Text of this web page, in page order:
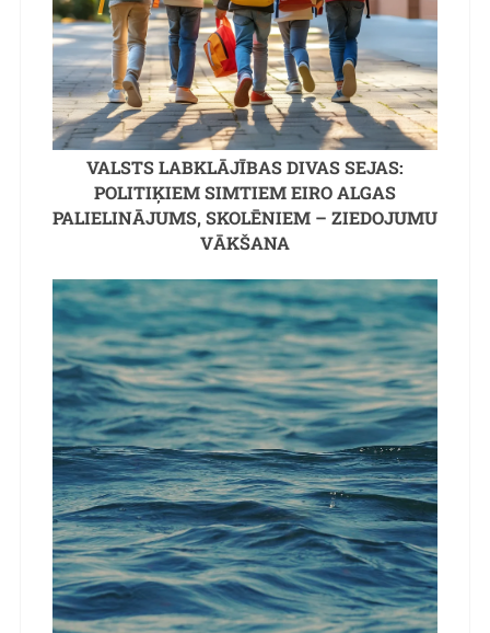
VALSTS LABKLĀJĪBAS DIVAS SEJAS:
POLITIĶIEM SIMTIEM EIRO ALGAS
PALIELINĀJUMS, SKOLĒNIEM – ZIEDOJUMU
VĀKŠANA